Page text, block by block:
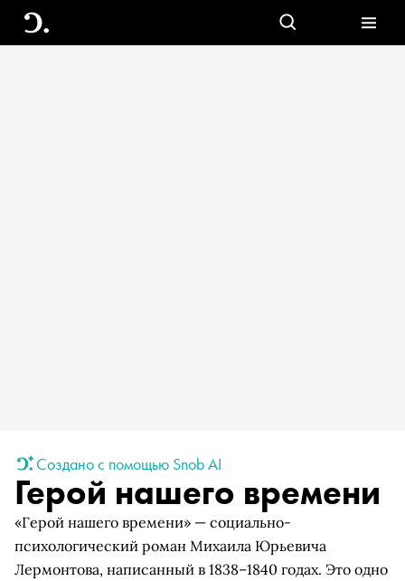
Создано с помощью Snob AI
Герой нашего времени
«Герой нашего времени» — социально-
психологический роман Михаила Юрьевича
Лермонтова, написанный в 1838–1840 годах. Это одно